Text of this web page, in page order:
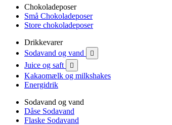
Chokoladeposer
Små Chokoladeposer
Store chokoladeposer
Drikkevarer
Sodavand og vand

Juice og saft 
Kakaomælk og milkshakes
Energidrik
Sodavand og vand
Dåse Sodavand
Flaske Sodavand